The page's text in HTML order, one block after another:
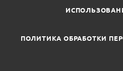
ПОЛИТИКА ОБРАБОТКИ